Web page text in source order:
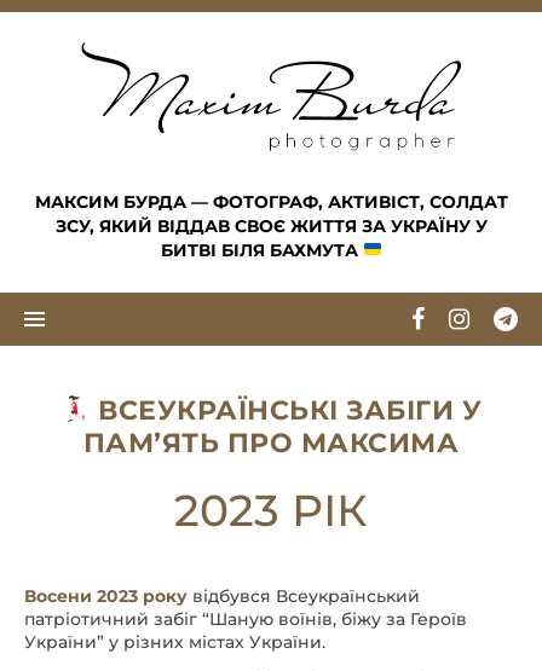
Skip to content
МАКСИМ БУРДА — ФОТОГРАФ, АКТИВІСТ, СОЛДАТ
ЗСУ, ЯКИЙ ВІДДАВ СВОЄ ЖИТТЯ ЗА УКРАЇНУ У
БИТВІ БІЛЯ БАХМУТА
ВСЕУКРАЇНСЬКІ ЗАБІГИ У
ПАМʼЯТЬ ПРО МАКСИМА
2023 РІК
Восени 2023 року відбувся Всеукраїнський
патріотичний забіг “Шаную воїнів, біжу за Героїв
України” у різних містах України.